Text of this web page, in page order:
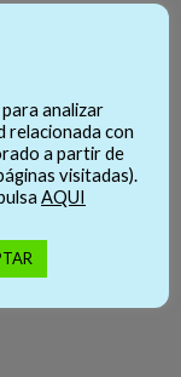
analizar
relacionada con
a partir de
visitadas).
AQUI